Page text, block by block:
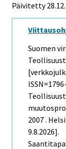
Päivitetty
Suomen
2007 .
9.8.2026].
Saantitapa: